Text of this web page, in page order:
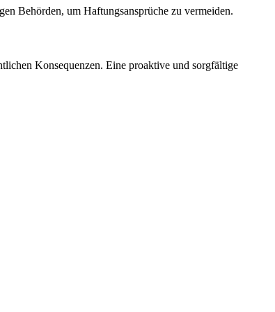
Behörden, um Haftungsansprüche zu vermeiden.
Konsequenzen. Eine proaktive und sorgfältige